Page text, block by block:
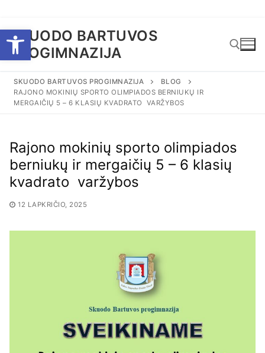
Open toolbar
prie
turinio
SKUODO BARTUVOS
PROGIMNAZIJA
Ieškoti:
SKUODO BARTUVOS PROGIMNAZIJA
BLOG
RAJONO MOKINIŲ SPORTO OLIMPIADOS BERNIUKŲ IR
MERGAIČIŲ 5 – 6 KLASIŲ KVADRATO VARŽYBOS
Rajono mokinių sporto olimpiados
berniukų ir mergaičių 5 – 6 klasių
kvadrato varžybos
12 LAPKRIČIO, 2025